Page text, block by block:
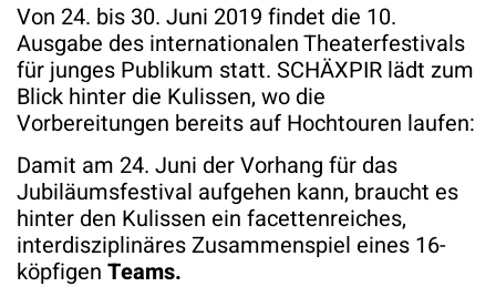
Von 24. bis 30. Juni 2019 findet die 10.
Ausgabe des internationalen Theaterfestivals
für junges Publikum statt. SCHÄXPIR lädt zum
Blick hinter die Kulissen, wo die
Vorbereitungen bereits auf Hochtouren laufen:
Damit am 24. Juni der Vorhang für das
Jubiläumsfestival aufgehen kann, braucht es
hinter den Kulissen ein facettenreiches,
interdisziplinäres Zusammenspiel eines 16-
köpfigen Teams.